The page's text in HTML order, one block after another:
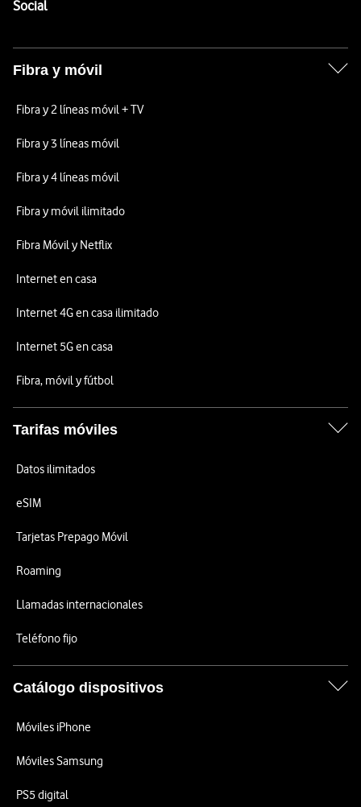
SocialEnlaces a las redes sociales de Vodafone
Fibra y móvil
Fibra y 2 líneas móvil + TV
Fibra y 3 líneas móvil
Fibra y 4 líneas móvil
Fibra y móvil ilimitado
Fibra Móvil y Netflix
Internet en casa
Internet 4G en casa ilimitado
Internet 5G en casa
Fibra, móvil y fútbol
Tarifas móviles
Datos ilimitados
eSIM
Tarjetas Prepago Móvil
Roaming
Llamadas internacionales
Teléfono fijo
Catálogo dispositivos
Móviles iPhone
Móviles Samsung
PS5 digital